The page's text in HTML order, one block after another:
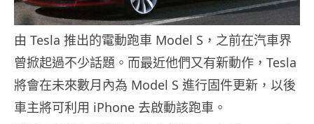
由 Tesla 推出的電動跑車 Model S，之前在汽車界
曾掀起過不少話題。而最近他們又有新動作，Tesla
將會在未來數月內為 Model S 進行固件更新，以後
車主將可利用 iPhone 去啟動該跑車。